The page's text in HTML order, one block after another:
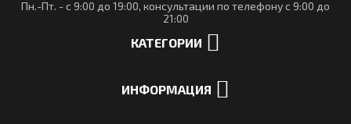
Пн.-Пт. - с 9:00 до 19:00, консультации по телефону с 9:00 до
21:00
КАТЕГОРИИ
ИНФОРМАЦИЯ